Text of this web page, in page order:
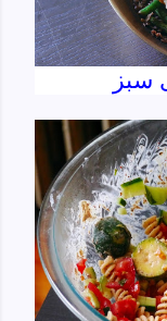
سبز